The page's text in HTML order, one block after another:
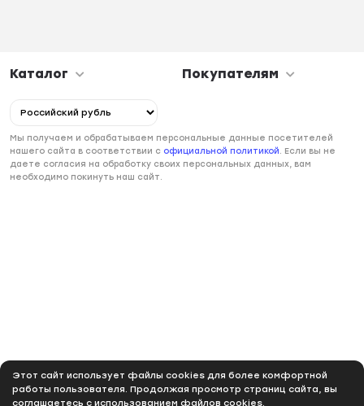
Этот сайт использует файлы cookies для более комфортной
работы пользователя. Продолжая просмотр страниц сайта, вы
соглашаетесь с использованием файлов cookies.
Каталог Покупателям
Мы получаем и обрабатываем персональные данные посетителей
нашего сайта в соответствии с официальной политикой. Если вы не
даете согласия на обработку своих персональных данных, вам
необходимо покинуть наш сайт.